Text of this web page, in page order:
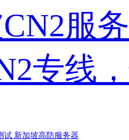
服
专线
试 新加坡高防服务器